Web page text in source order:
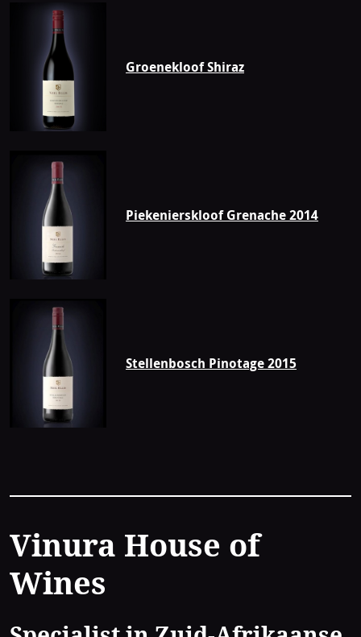
Groenekloof Shiraz
Piekenierskloof Grenache 2014
Stellenbosch Pinotage 2015
Contact
Vinura House of
Wines